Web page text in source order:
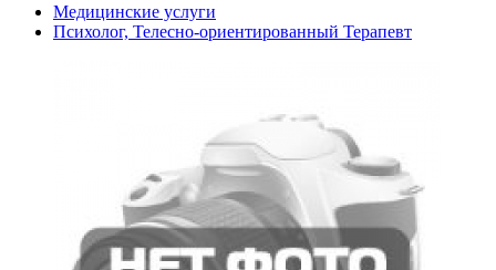
Медицинские услуги
Психолог, Телесно-ориентированный Терапевт